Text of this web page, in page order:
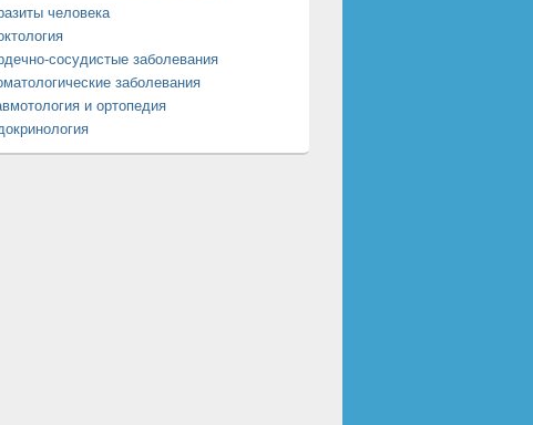
человека
сосудистые заболевания
заболевания
и ортопедия